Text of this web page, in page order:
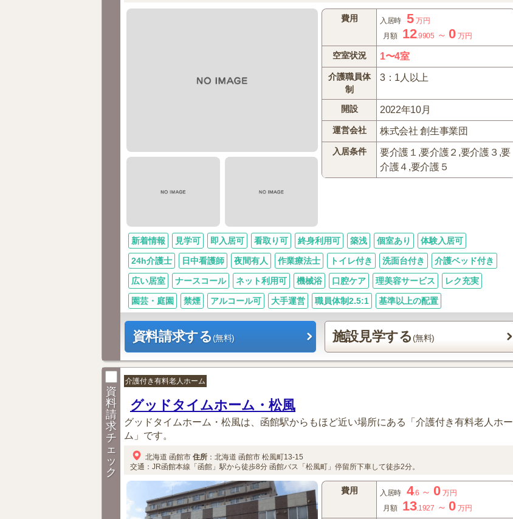
費用 入居時 5 万円
月額
12.9905 ～ 0 万円
空室状況 1〜4室
介護職員体
制
3：1人以上
開設 2022年10月
運営会社 株式会社 創生事業団
入居条件
要介護１,要介護２,要介護３,要
介護４,要介護５
新着情報 見学可 即入居可 看取り可 終身利用可 築浅 個室あり 体験入居可
24h介護士 日中看護師 夜間有人 作業療法士 トイレ付き 洗面台付き 介護ベッド付き
広い居室 ナースコール ネット利用可 機械浴 口腔ケア 理美容サービス レク充実
園芸・庭園 禁煙 アルコール可 大手運営 職員体制2.5:1 基準以上の配置
資料請求する(無料) 施設見学する (無料)
資
料
請
求
チ
ェ
ッ
ク
介護付き有料老人ホーム
グッドタイムホーム・松風
グッドタイムホーム・松風は、函館駅からもほど近い場所にある「介護付き有料老人ホー
ム」です。
北海道 函館市 住所 ： 北海道 函館市 松風町13-15
交通：JR函館本線「函館」駅から徒歩8分 函館バス「松風町」停留所下車して徒歩2分。
費用 入居時 4.6 ～ 0 万円
月額
13.1927 ～ 0 万円